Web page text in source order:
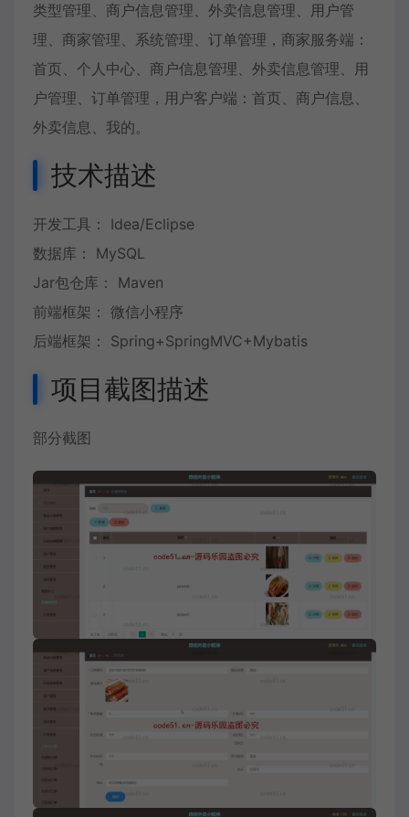
类型管理、商户信息管理、外卖信息管理、用户管
理、商家管理、系统管理、订单管理，商家服务端：
首页、个人中心、商户信息管理、外卖信息管理、用
户管理、订单管理，用户客户端：首页、商户信息、
外卖信息、我的。
技术描述
开发工具： Idea/Eclipse
数据库： MySQL
Jar包仓库： Maven
前端框架： 微信小程序
后端框架： Spring+SpringMVC+Mybatis
项目截图描述
部分截图